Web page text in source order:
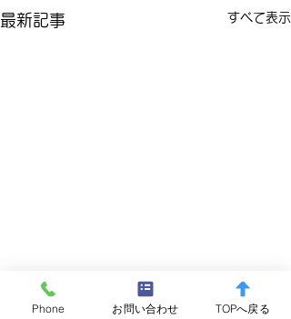
最新記事 すべて表示
Phone お問い合わせ TOPへ戻る